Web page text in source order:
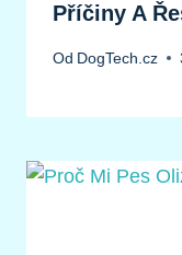
Příčiny A
Od DogTech.cz